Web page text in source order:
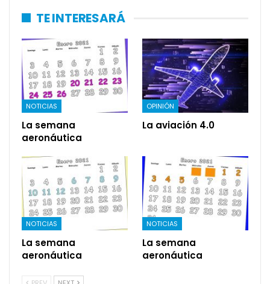
TE INTERESARÁ
NOTICIAS
La semana
aeronáutica
OPINIÓN
La aviación 4.0
NOTICIAS
La semana
aeronáutica
NOTICIAS
La semana
aeronáutica